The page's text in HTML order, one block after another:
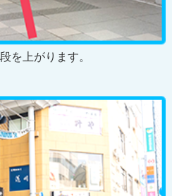
を上がります。